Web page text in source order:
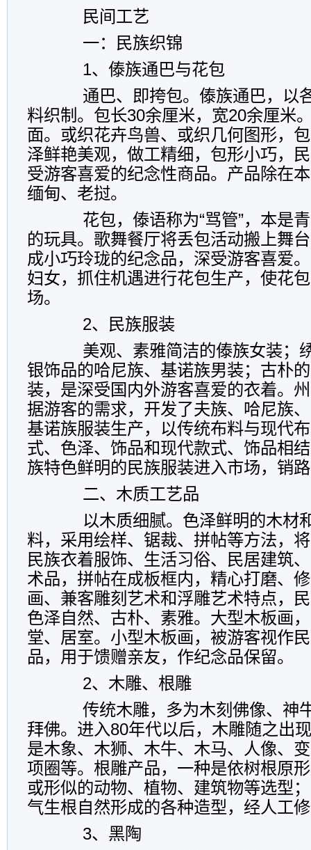
民间工艺
一：民族织锦
1、傣族通巴与花包
通巴、即挎包。傣族通巴，以
料织制。包长30余厘米，宽20余厘米
面。或织花卉鸟兽、或织几何图形，
泽鲜艳美观，做工精细，包形小巧，
受游客喜爱的纪念性商品。产品除在
缅甸、老挝。
花包，傣语称为“骂管”，本是青
的玩具。歌舞餐厅将丢包活动搬上舞
成小巧玲珑的纪念品，深受游客喜爱
妇女，抓住机遇进行花包生产，使花
场。
2、民族服装
美观、素雅简洁的傣族女装；
银饰品的哈尼族、基诺族男装；古朴
装，是深受国内外游客喜爱的衣着。
据游客的需求，开发了夫族、哈尼族
基诺族服装生产，以传统布料与现代
式、色泽、饰品和现代款式、饰品相
族特色鲜明的民族服装进入市场，销
二、木质工艺品
以木质细腻。色泽鲜明的木材
料，采用绘样、锯裁、拼帖等方法，
民族衣着服饰、生活习俗、民居建筑
术品，拼帖在成板框内，精心打磨、
画、兼客雕刻艺术和浮雕艺术特点，
色泽自然、古朴、素雅。大型木板画
堂、居室。小型木板画，被游客视作
品，用于馈赠亲友，作纪念品保留。
2、木雕、根雕
传统木雕，多为木刻佛像、神
拜佛。进入80年代以后，木雕随之出
是木象、木狮、木牛、木马、人像、
项圈等。根雕产品，一种是依树根原
或形似的动物、植物、建筑物等选型
气生根自然形成的各种造型，经人工
3、黑陶